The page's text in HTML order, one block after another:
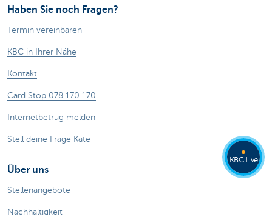
Haben Sie noch Fragen?
Termin vereinbaren
KBC in Ihrer Nähe
Kontakt
Card Stop 078 170 170
Internetbetrug melden
Stell deine Frage Kate
Über uns
Stellenangebote
Nachhaltigkeit
KBC Live